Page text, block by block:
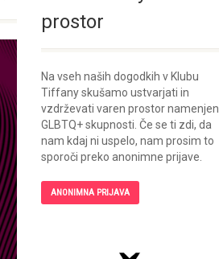
prostor
Na vseh naših dogodkih v Klubu
Tiffany skušamo ustvarjati in
vzdrževati varen prostor namenjen
GLBTQ+ skupnosti. Če se ti zdi, da
nam kdaj ni uspelo, nam prosim to
sporoči preko anonimne prijave.
ANONIMNA PRIJAVA